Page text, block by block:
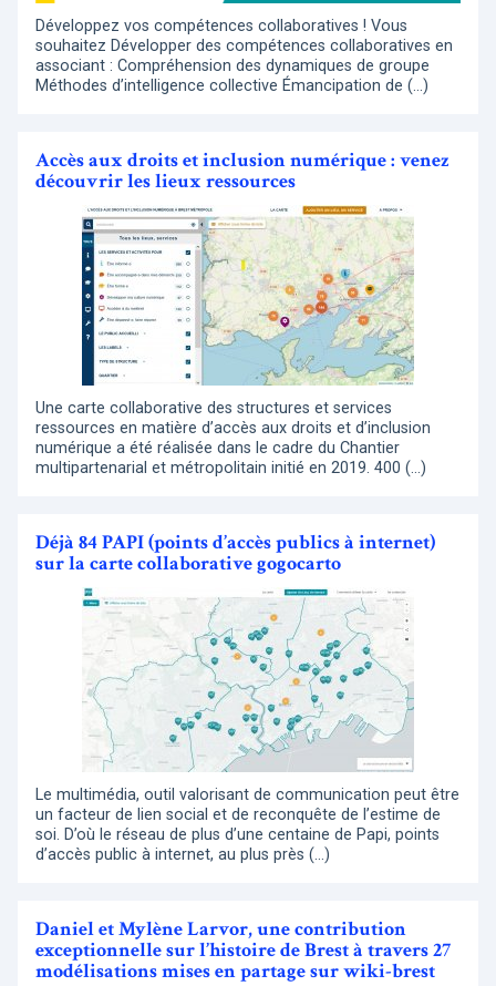
Développez vos compétences collaboratives ! Vous
souhaitez Développer des compétences collaboratives en
associant : Compréhension des dynamiques de groupe
Méthodes d’intelligence collective Émancipation de (…)
Accès aux droits et inclusion numérique : venez
découvrir les lieux ressources
Une carte collaborative des structures et services
ressources en matière d’accès aux droits et d’inclusion
numérique a été réalisée dans le cadre du Chantier
multipartenarial et métropolitain initié en 2019. 400 (…)
Déjà 84 PAPI (points d’accès publics à internet)
sur la carte collaborative gogocarto
Le multimédia, outil valorisant de communication peut être
un facteur de lien social et de reconquête de l’estime de
soi. D’où le réseau de plus d’une centaine de Papi, points
d’accès public à internet, au plus près (…)
Daniel et Mylène Larvor, une contribution
exceptionnelle sur l’histoire de Brest à travers 27
modélisations mises en partage sur wiki-brest